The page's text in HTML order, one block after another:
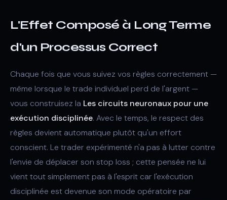
L'Effet Composé à Long Terme
d'un Processus Correct
Chaque fois que vous suivez vos règles correctement —
même lorsque le trade individuel perd de l'argent —
vous construisez la Les circuits neuronaux pour une
exécution disciplinée. Avec le temps, le respect des
règles devient automatique plutôt qu'un effort
conscient. Le trader expérimenté n'a pas à lutter contre
l'envie de déplacer son stop loss ; cette pensée ne lui
vient tout simplement pas à l'esprit car l'exécution
disciplinée est devenue son mode opératoire par